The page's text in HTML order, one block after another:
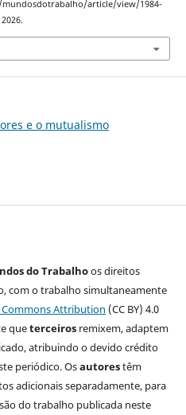
article/view/1984-
e o mutualismo
do Trabalhoos direitos
com o trabalho simultaneamente
Commons Attribution (CC BY) 4.0
queterceirosremixem, adaptem
atribuindo o devido crédito
periódico. Osautorestêm
adicionais separadamente, para
do trabalho publicada neste